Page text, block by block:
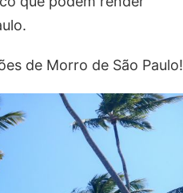
de Morro de São Paulo!